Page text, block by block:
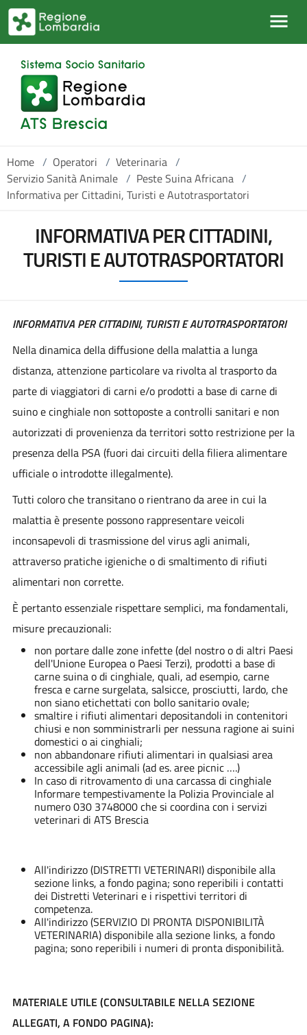
Salta al contenuto principale
Home / Operatori / Veterinaria /
Servizio Sanità Animale / Peste Suina Africana /
Informativa per Cittadini, Turisti e Autotrasportatori
INFORMATIVA PER CITTADINI,
TURISTI E AUTOTRASPORTATORI
INFORMATIVA PER CITTADINI, TURISTI E AUTOTRASPORTATORI
Nella dinamica della diffusione della malattia a lunga
distanza, attenzione particolare va rivolta al trasporto da
parte di viaggiatori di carni e/o prodotti a base di carne di
suino e cinghiale non sottoposte a controlli sanitari e non
autorizzati di provenienza da territori sotto restrizione per la
presenza della PSA (fuori dai circuiti della filiera alimentare
ufficiale o introdotte illegalmente).
Tutti coloro che transitano o rientrano da aree in cui la
malattia è presente possono rappresentare veicoli
inconsapevoli di trasmissione del virus agli animali,
attraverso pratiche igieniche o di smaltimento di rifiuti
alimentari non corrette.
È pertanto essenziale rispettare semplici, ma fondamentali,
misure precauzionali:
non portare dalle zone infette (del nostro o di altri Paesi
dell'Unione Europea o Paesi Terzi), prodotti a base di
carne suina o di cinghiale, quali, ad esempio, carne
fresca e carne surgelata, salsicce, prosciutti, lardo, che
non siano etichettati con bollo sanitario ovale;
smaltire i rifiuti alimentari depositandoli in contenitori
chiusi e non somministrarli per nessuna ragione ai suini
domestici o ai cinghiali;
non abbandonare rifiuti alimentari in qualsiasi area
accessibile agli animali (ad es. aree picnic ….)
In caso di ritrovamento di una carcassa di cinghiale
Informare tempestivamente la Polizia Provinciale al
numero 030 3748000 che si coordina con i servizi
veterinari di ATS Brescia
All'indirizzo (DISTRETTI VETERINARI) disponibile alla
sezione links, a fondo pagina; sono reperibili i contatti
dei Distretti Veterinari e i rispettivi territori di
competenza.
All'indirizzo (SERVIZIO DI PRONTA DISPONIBILITÀ
VETERINARIA) disponibile alla sezione links, a fondo
pagina; sono reperibili i numeri di pronta disponibilità.
MATERIALE UTILE (CONSULTABILE NELLA SEZIONE
ALLEGATI, A FONDO PAGINA):